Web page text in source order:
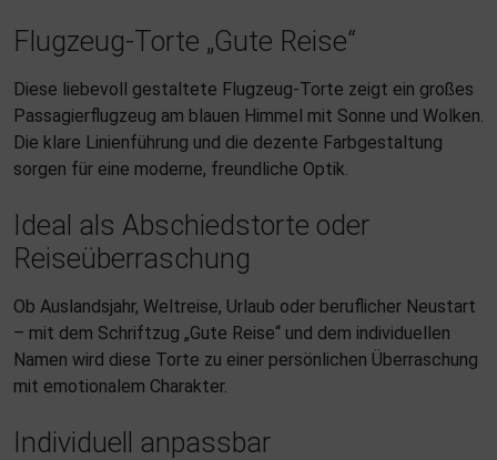
Flugzeug-Torte „Gute Reise“
Diese liebevoll gestaltete Flugzeug-Torte zeigt ein großes
Passagierflugzeug am blauen Himmel mit Sonne und Wolken.
Die klare Linienführung und die dezente Farbgestaltung
sorgen für eine moderne, freundliche Optik.
Ideal als Abschiedstorte oder
Reiseüberraschung
Ob Auslandsjahr, Weltreise, Urlaub oder beruflicher Neustart
– mit dem Schriftzug „Gute Reise“ und dem individuellen
Namen wird diese Torte zu einer persönlichen Überraschung
mit emotionalem Charakter.
Individuell anpassbar